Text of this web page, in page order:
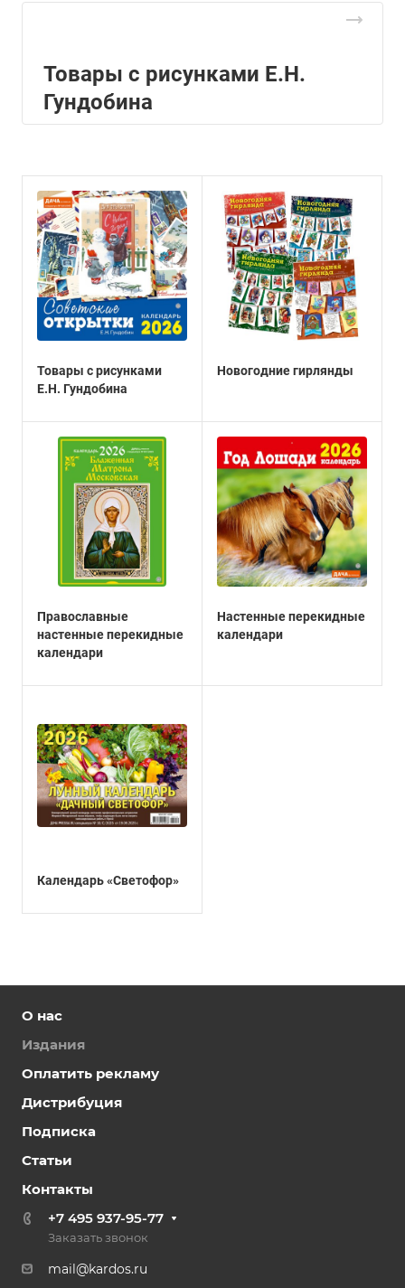
Товары с рисунками Е.Н.
Гундобина
Товары с рисунками
Е.Н. Гундобина
Новогодние гирлянды
Православные
настенные перекидные
календари
Настенные перекидные
календари
Календарь «Светофор»
О нас
Издания
Оплатить рекламу
Дистрибуция
Подписка
Статьи
Контакты
+7 495 937-95-77
Заказать звонок
mail@kardos.ru